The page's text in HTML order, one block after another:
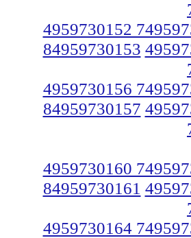
4959730152
84959730153
4959730156
84959730157
4959730160
84959730161
4959730164